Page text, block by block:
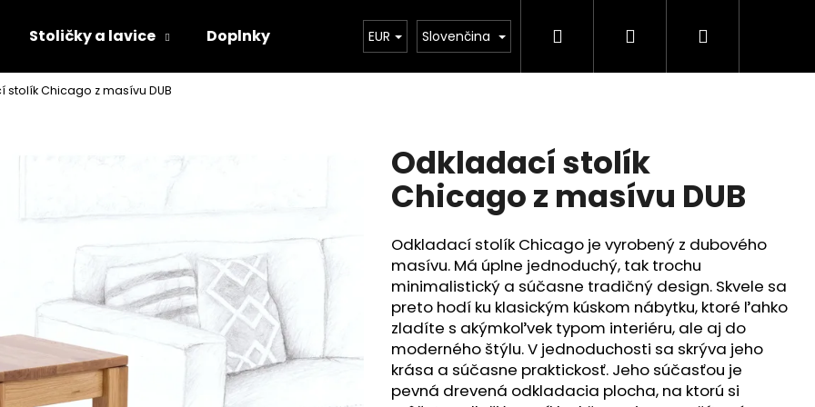
Stoličky a lavice Doplnky Konfigurátor Zákazková výroba Odstíny
EUR Slovenčina Hľadať PrihlásenieNákupný
stolík Chicago z masívu DUB
Odkladací stolík
Chicago z masívu DUB
Odkladací stolík Chicago je vyrobený z dubového
masívu. Má úplne jednoduchý, tak trochu
minimalistický a súčasne tradičný design. Skvele sa
preto hodí ku klasickým kúskom nábytku, ktoré ľahko
zladíte s akýmkoľvek typom interiéru, ale aj do
moderného štýlu. V jednoduchosti sa skrýva jeho
krása a súčasne praktickosť. Jeho súčasťou je
pevná drevená odkladacia plocha, na ktorú si
Čo potrebujete nájsť?
Odporúčame